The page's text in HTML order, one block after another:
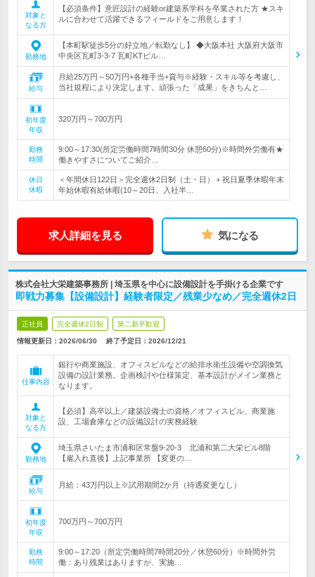
対象と
なる方
【必須条件】意匠設計の経験or建築系学科を卒業された方 ★スキ
ルに合わせて活躍できるフィールドをご用意します！
勤務地
【本町駅徒歩5分の好立地／転勤なし】 ◆大阪本社 大阪府大阪市
中央区瓦町3-3-7 瓦町KTビル…
給与
月給25万円～50万円+各種手当+賞与※経験・スキル等を考慮し、
当社規程により決定します。頑張った「成果」をきちんと…
初年度
年収
320万円～700万円
勤務
時間
9:00～17:30(所定労働時間7時間30分 休憩60分)※時間外労働有★
働きやすさについてご紹介…
休日
休暇
＜年間休日122日＞完全週休2日制（土・日）＋祝日夏季休暇年末
年始休暇有給休暇(10～20日、入社半…
求人詳細を見る 気になる
株式会社大栄建築事務所 | 埼玉県を中心に設備設計を手掛ける企業です
即戦力募集【設備設計】経験者限定／残業少なめ／完全週休2日
正社員 完全週休2日制 第二新卒歓迎
情報更新日：2026/06/30 終了予定日： 2026/12/21
仕事内容
銀行や商業施設、オフィスビルなどの給排水衛生設備や空調換気
設備の設計業務。企画検討や仕様策定、基本設計がメイン業務と
なります。
対象と
なる方
【必須】高卒以上／建築設備士の資格／オフィスビル、商業施
設、工場倉庫などの設備設計の実務経験
勤務地
埼玉県さいたま市浦和区常盤9-20-3 北浦和第二大栄ビル8階
【雇入れ直後】上記事業所 【変更の…
給与
月給：43万円以上※試用期間2か月（待遇変更なし）
初年度
年収
700万円～700万円
勤務
時間
9:00～17:20（所定労働時間7時間20分／休憩60分）※時間外労
働：あり残業はありますが、実施…